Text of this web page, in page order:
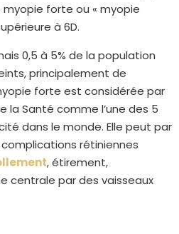
myopie forte ou « myopie
à 6D.
0,5 à 5% de la population
principalement de
forte est considérée par
la Santé comme l’une des 5
dans le monde. Elle peut par
rétiniennes
, étirement,
centrale par des vaisseaux